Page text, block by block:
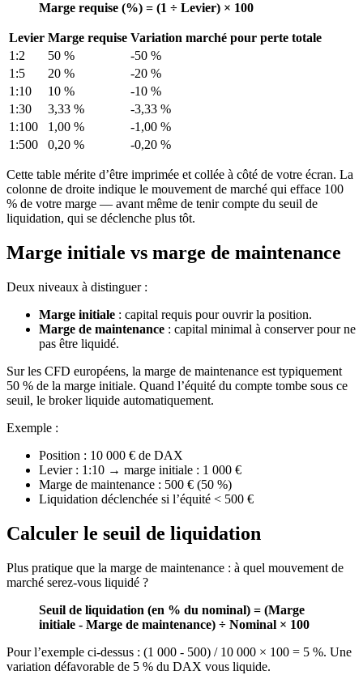
Marge requise (%) = (1 ÷ Levier) × 100
Levier Marge requise Variation marché pour perte totale
1:2
50 %
-50 %
1:5
20 %
-20 %
1:10
10 %
-10 %
1:30
3,33 %
-3,33 %
1:100
1,00 %
-1,00 %
1:500
0,20 % -0,20 %
Cette table mérite d’être imprimée et collée à côté de votre écran. La
colonne de droite indique le mouvement de marché qui efface 100
% de votre marge — avant même de tenir compte du seuil de
liquidation, qui se déclenche plus tôt.
Marge initiale vs marge de maintenance
Deux niveaux à distinguer :
Marge initiale : capital requis pour ouvrir la position.
Marge de maintenance : capital minimal à conserver pour ne
pas être liquidé.
Sur les CFD européens, la marge de maintenance est typiquement
50 % de la marge initiale. Quand l’équité du compte tombe sous ce
seuil, le broker liquide automatiquement.
Exemple :
Position : 10 000 € de DAX
Levier : 1:10 → marge initiale : 1 000 €
Marge de maintenance : 500 € (50 %)
Liquidation déclenchée si l’équité < 500 €
Calculer le seuil de liquidation
Plus pratique que la marge de maintenance : à quel mouvement de
marché serez-vous liquidé ?
Seuil de liquidation (en % du nominal) = (Marge
initiale - Marge de maintenance) ÷ Nominal × 100
Pour l’exemple ci-dessus : (1 000 - 500) / 10 000 × 100 = 5 %. Une
variation défavorable de 5 % du DAX vous liquide.